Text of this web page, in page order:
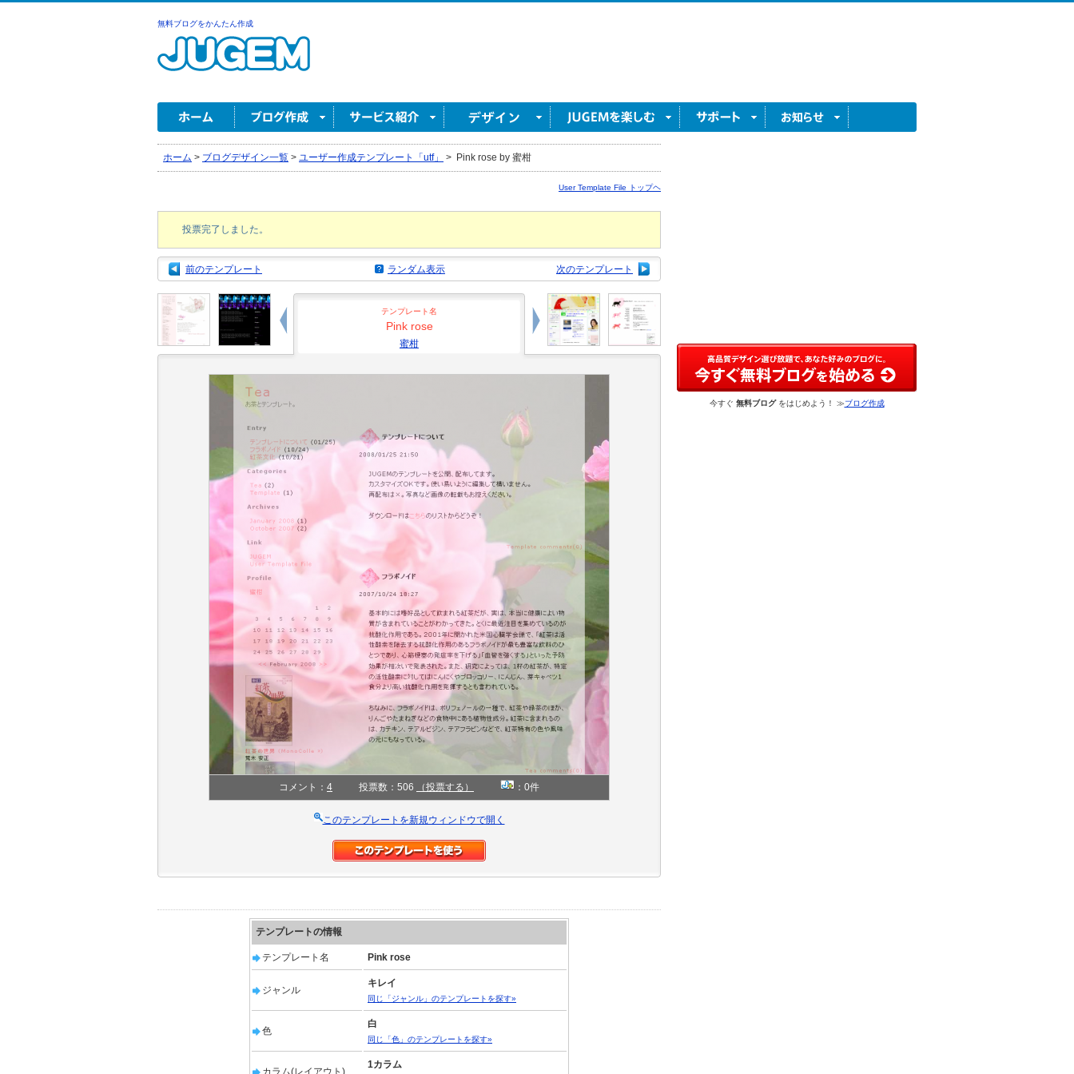
無料ブログをかんたん作成
ホーム > ブログデザイン一覧 > ユーザー作成テンプレート「utf」 > Pink rose by 蜜柑
User Template File トップヘ
投票完了しました。
前のテンプレート 次のテンプレート
ランダム表示
テンプレート名
Pink rose
蜜柑
コメント： 4 投票数：506 （投票する） ：0件
このテンプレートを新規ウィンドウで開く
テンプレートの情報
テンプレート名 Pink rose
ジャンル
キレイ
同じ「ジャンル」のテンプレートを探す»
色
白
同じ「色」のテンプレートを探す»
カラム(レイアウト)
1カラム
今すぐ 無料ブログをはじめよう！ ≫ブログ作成